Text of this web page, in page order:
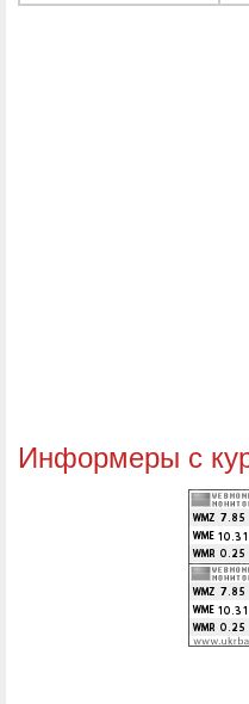
Информеры с